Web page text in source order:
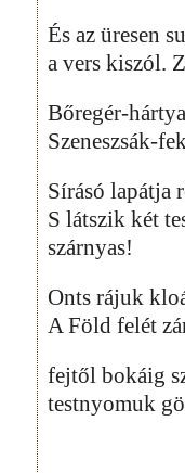
És az üresen
a vers kiszól.
Bőregér-
Szeneszsák-
Sírásó lapátja
S látszik két
szárnyas!
Onts rájuk
A Föld felét
fejtől bokáig
testnyomuk